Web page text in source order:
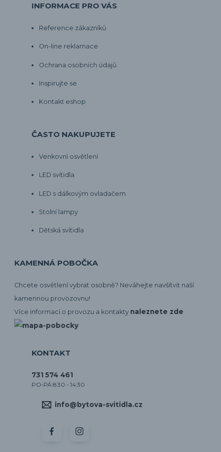
INFORMACE PRO VÁS
Reference zákazníků
On-line reklamace
Ochrana osobních údajů
Inspirujte se
Kontakt eshop
ČASTO NAKUPUJETE
Venkovní osvětlení
LED svítidla
LED s dálkovým ovladačem
Stolní lampy
Dětská svítidla
KAMENNÁ POBOČKA
Chcete osvětlení vybrat osobně? Neváhejte navšítvit naší
kamennou provozovnu!
Více informací o provozu a kontakty naleznete zde
KONTAKT
731 574 461
PO-PÁ 8:30 - 14:30
info@bytova-svitidla.cz